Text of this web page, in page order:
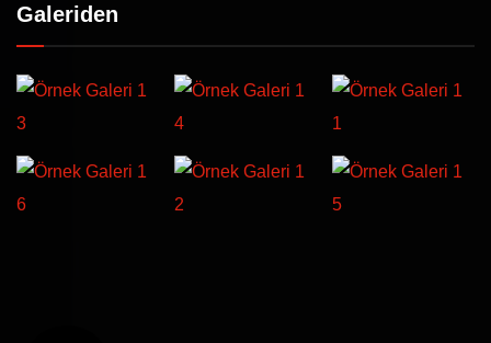
Galeriden